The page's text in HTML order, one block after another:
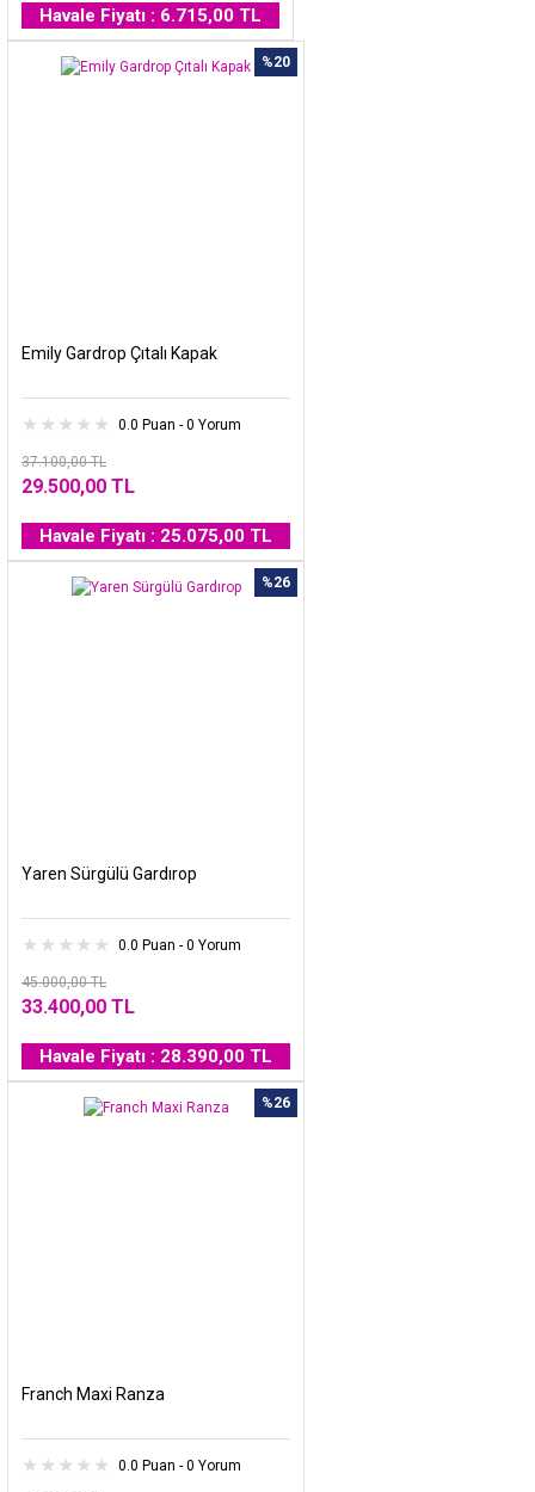
Havale Fiyatı : 6.715,00 TL
%20
Emily Gardrop Çıtalı Kapak
0.0 Puan - 0 Yorum
37.100,00 TL
29.500,00 TL
Havale Fiyatı : 25.075,00 TL
%26
Yaren Sürgülü Gardırop
0.0 Puan - 0 Yorum
45.000,00 TL
33.400,00 TL
Havale Fiyatı : 28.390,00 TL
%26
Franch Maxi Ranza
0.0 Puan - 0 Yorum